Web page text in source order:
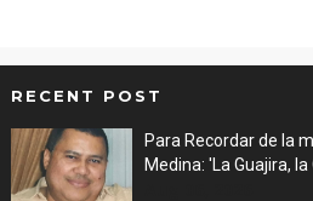
RECENT POST
Para Recordar de la
Medina: 'La Guajira,